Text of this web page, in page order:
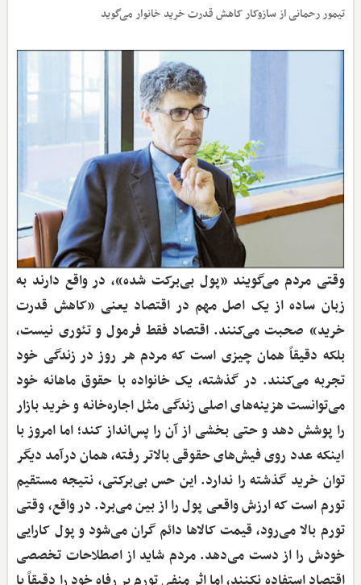
تیمور رحمانی از سازوکار کاهش قدرت خرید خانوار می‌گوید
وقتی مردم می‌گویند «پول بی‌برکت شده»، در واقع دارند به
زبان ساده از یک اصل مهم در اقتصاد یعنی «کاهش قدرت
خرید» صحبت می‌کنند. اقتصاد فقط فرمول و تئوری نیست،
بلکه دقیقاً همان چیزی است که مردم هر روز در زندگی خود
تجربه می‌کنند. در گذشته، یک خانواده با حقوق ماهانه خود
می‌توانست هزینه‌های اصلی زندگی مثل اجاره‌خانه و خرید بازار
را پوشش دهد و حتی بخشی از آن را پس‌انداز کند؛ اما امروز با
اینکه عدد روی فیش‌های حقوقی بالاتر رفته، همان درآمد دیگر
توان خرید گذشته را ندارد. این حس بی‌برکتی، نتیجه مستقیم
تورم است که ارزش واقعی پول را از بین می‌برد. در واقع، وقتی
تورم بالا می‌رود، قیمت کالاها دائم گران می‌شود و پول کارایی
خودش را از دست می‌دهد. مردم شاید از اصطلاحات تخصصی